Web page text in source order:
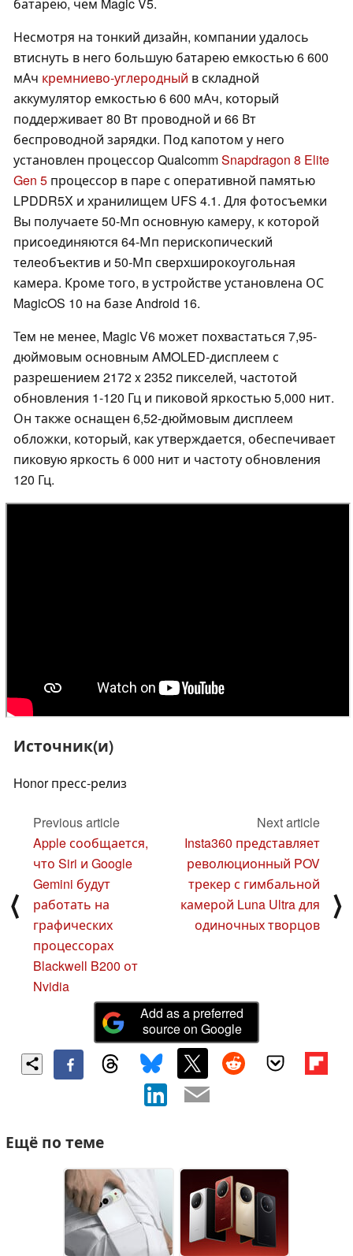
Несмотря на тонкий дизайн, компании удалось
втиснуть в него большую батарею емкостью 6 600
мАч кремниево-углеродный в складной
аккумулятор емкостью 6 600 мАч, который
поддерживает 80 Вт проводной и 66 Вт
беспроводной зарядки. Под капотом у него
установлен процессор QualcommSnapdragon 8 Elite
Gen 5 процессор в паре с оперативной памятью
LPDDR5X и хранилищем UFS 4.1. Для фотосъемки
Вы получаете 50-Мп основную камеру, к которой
присоединяются 64-Мп перископический
телеобъектив и 50-Мп сверхширокоугольная
камера. Кроме того, в устройстве установлена ОС
MagicOS 10 на базе Android 16.
Тем не менее, Magic V6 может похвастаться 7,95-
дюймовым основным AMOLED-дисплеем с
разрешением 2172 x 2352 пикселей, частотой
обновления 1-120 Гц и пиковой яркостью 5,000 нит.
Он также оснащен 6,52-дюймовым дисплеем
обложки, который, как утверждается, обеспечивает
пиковую яркость 6 000 нит и частоту обновления
120 Гц.
Источник(и)
Honor пресс-релиз
⟨
Previous article
Apple сообщается,
что Siri и Google
Gemini будут
работать на
графических
процессорах
Blackwell B200 от
Nvidia
Next article
Insta360 представляет
революционный POV
трекер с гимбальной
камерой Luna Ultra для
одиночных творцов
⟩
Add as a preferred
source on Google
Ещё по теме